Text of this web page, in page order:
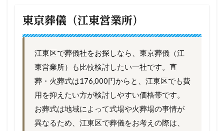
東京葬儀（江東営業所）
江東区で葬儀社をお探しなら、東京葬儀（江
東営業所）も比較検討したい一社です。直
葬・火葬式は176,000円からと、江東区でも費
用を抑えたい方が検討しやすい価格帯です。
お葬式は地域によって式場や火葬場の事情が
異なるため、江東区で葬儀をお考えの際は、